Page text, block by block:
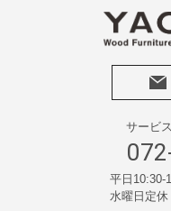
サービ
平日10:30-
水曜日定休